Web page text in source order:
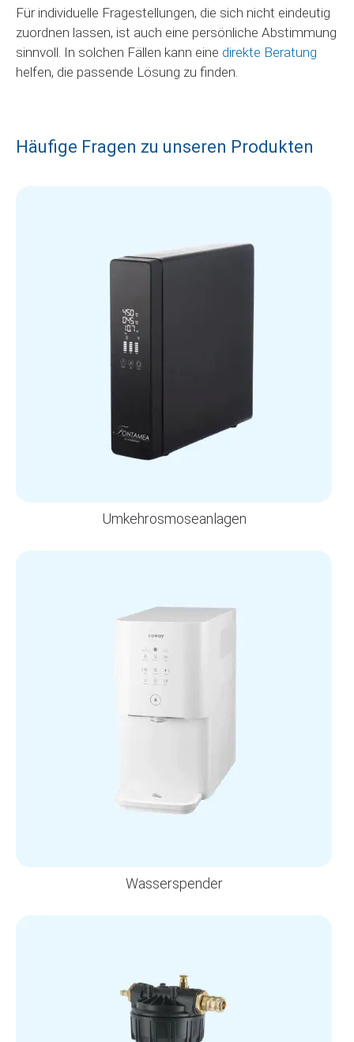
Für individuelle Fragestellungen, die sich nicht eindeutig
zuordnen lassen, ist auch eine persönliche Abstimmung
sinnvoll. In solchen Fällen kann eine direkte Beratung
helfen, die passende Lösung zu finden.
Häufige Fragen zu unseren Produkten
Umkehrosmoseanlagen
Wasserspender